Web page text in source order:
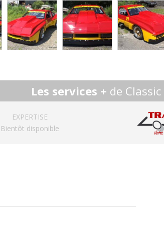
Les services + de
EXPERTISE
Bientôt disponible